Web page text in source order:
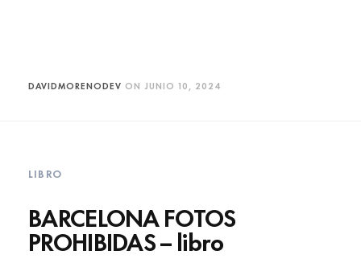
DAVIDMORENODEV ON JUNIO 10, 2024
LIBRO
BARCELONA FOTOS
PROHIBIDAS – libro